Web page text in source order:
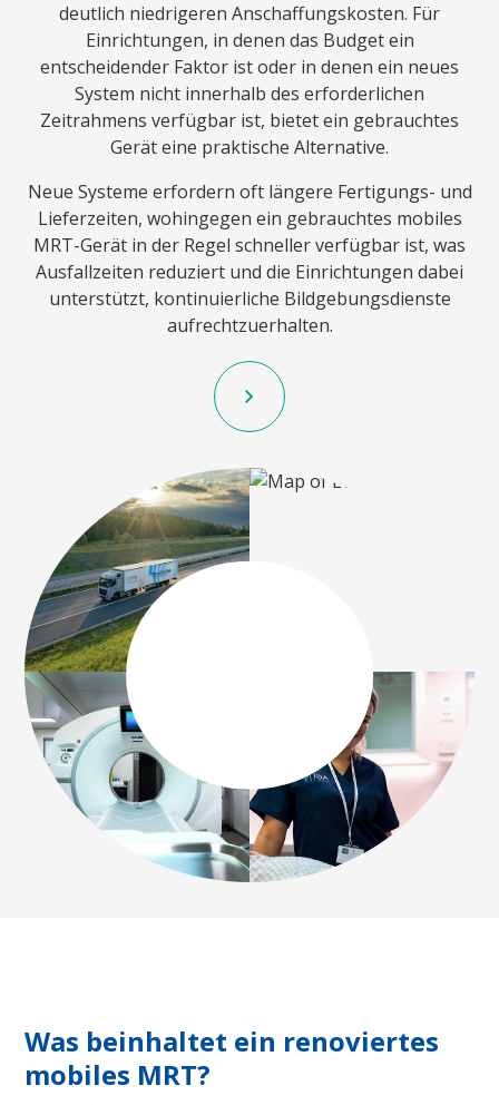
deutlich niedrigeren Anschaffungskosten. Für
Einrichtungen, in denen das Budget ein
entscheidender Faktor ist oder in denen ein neues
System nicht innerhalb des erforderlichen
Zeitrahmens verfügbar ist, bietet ein gebrauchtes
Gerät eine praktische Alternative.
Neue Systeme erfordern oft längere Fertigungs- und
Lieferzeiten, wohingegen ein gebrauchtes mobiles
MRT-Gerät in der Regel schneller verfügbar ist, was
Ausfallzeiten reduziert und die Einrichtungen dabei
unterstützt, kontinuierliche Bildgebungsdienste
aufrechtzuerhalten.
Was beinhaltet ein renoviertes
mobiles MRT?